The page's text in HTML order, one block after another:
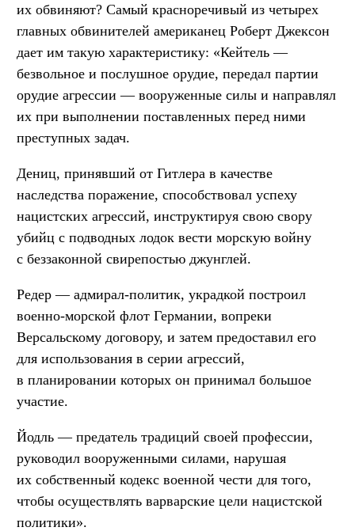
их обвиняют? Самый красноречивый из четырех
главных обвинителей американец Роберт Джексон
дает им такую характеристику: «Кейтель —
безвольное и послушное орудие, передал партии
орудие агрессии — вооруженные силы и направлял
их при выполнении поставленных перед ними
преступных задач.
Дениц, принявший от Гитлера в качестве
наследства поражение, способствовал успеху
нацистских агрессий, инструктируя свою свору
убийц с подводных лодок вести морскую войну
с беззаконной свирепостью джунглей.
Редер — адмирал-политик, украдкой построил
военно-морской флот Германии, вопреки
Версальскому договору, и затем предоставил его
для использования в серии агрессий,
в планировании которых он принимал большое
участие.
Йодль — предатель традиций своей профессии,
руководил вооруженными силами, нарушая
их собственный кодекс военной чести для того,
чтобы осуществлять варварские цели нацистской
политики».